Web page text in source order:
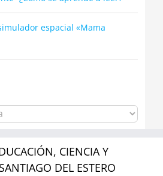
espacial «Mama
CIENCIA Y
DEL ESTERO